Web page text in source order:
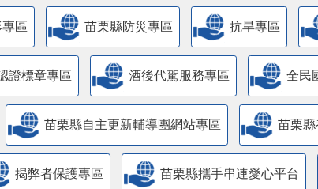
區 苗栗縣防災專區 抗旱專區
證標章專區 酒後代駕服務專區 全民
苗栗縣自主更新輔導團網站專區 苗栗
揭弊者保護專區 苗栗縣攜手串連愛心平台